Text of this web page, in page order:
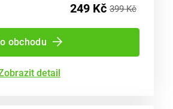
249 Kč 399 Kč
obchodu
detail